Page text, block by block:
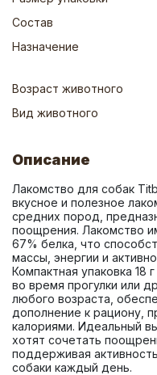
Состав
Назначение
Возраст животного
Вид животного
Описание
Лакомство для собак
вкусное и полезное
средних пород,
поощрения. Лакомство
67% белка, что
массы, энергии и
Компактная упаковка 18
во время прогулки или
любого возраста,
дополнение к рациону,
калориями. Идеальный
хотят сочетать
поддерживая
собаки каждый день.